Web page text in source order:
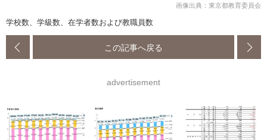
画像出典：東京都教育委員会
学校数、学級数、在学者数および教職員数
この記事へ戻る
advertisement